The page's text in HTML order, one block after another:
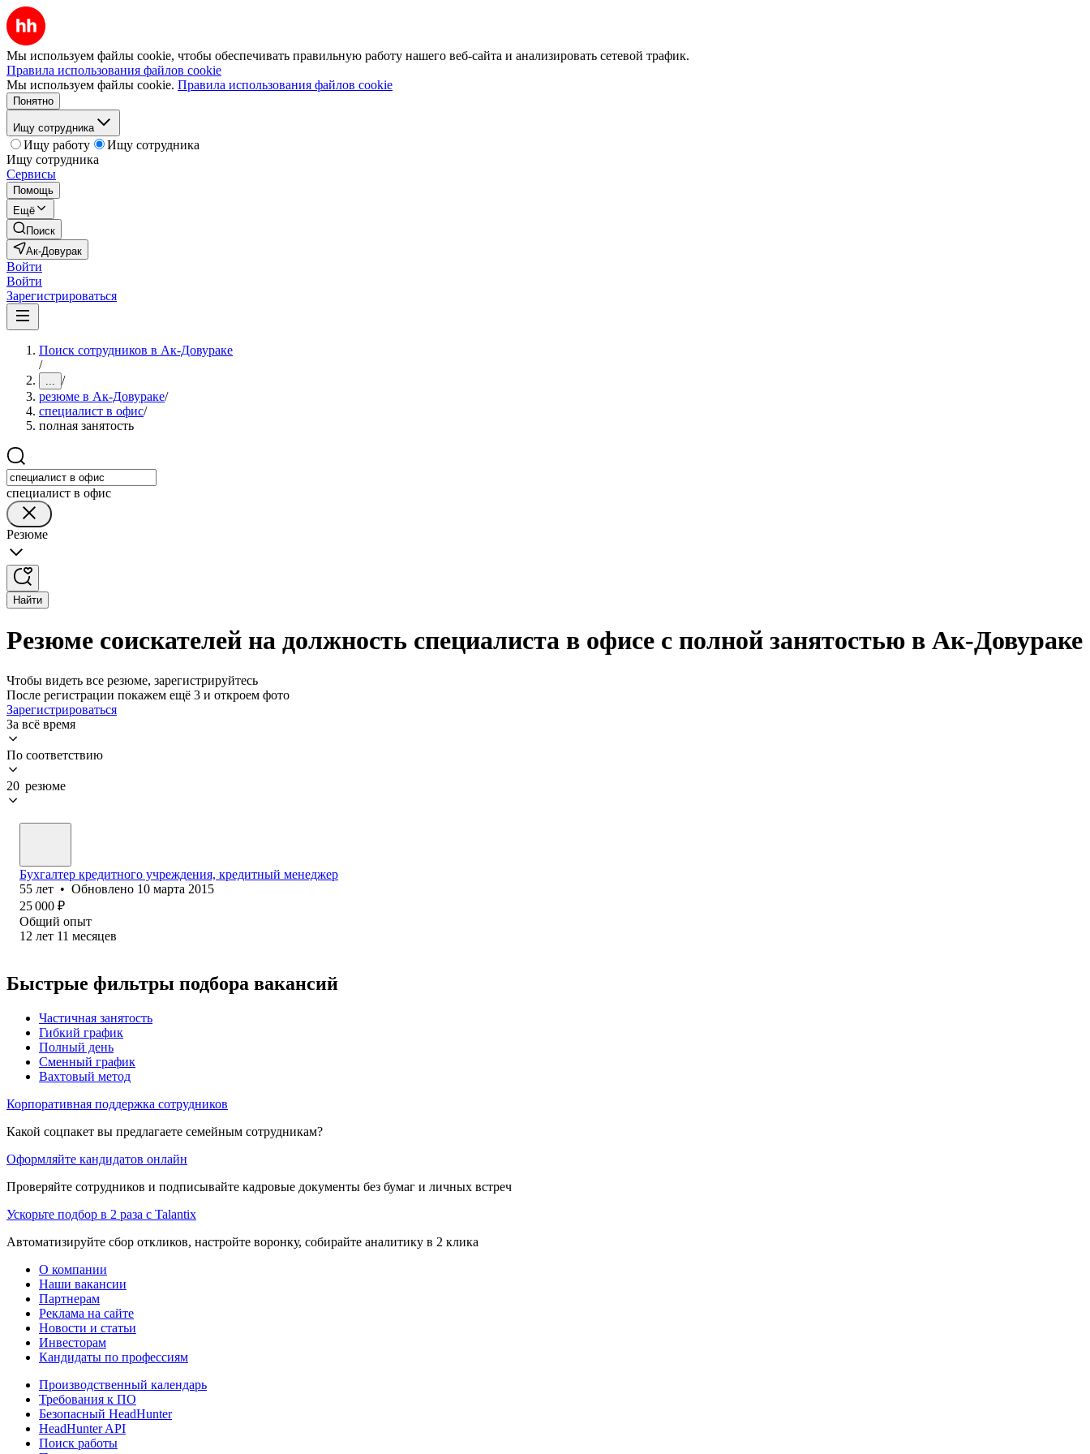
Мы используем файлы cookie, чтобы обеспечивать правильную работу нашего веб-сайта и анализировать сетевой трафик.
Правила использования файлов cookie
Мы используем файлы cookie. Правила использования файлов cookie
Понятно
Ищу сотрудника
Ищу работу
Ищу сотрудника
Ищу сотрудника
Сервисы
Помощь
Ещё
Поиск
Ак-Довурак
Войти
Войти
Зарегистрироваться
Поиск сотрудников в Ак-Довураке
/
... /
резюме в Ак-Довураке/
специалист в офис/
полная занятость
специалист в офис
Резюме
Найти
Резюме соискателей на должность специалиста в офисе с полной занятостью в Ак-Довураке
Чтобы видеть все резюме, зарегистрируйтесь
После регистрации покажем ещё 3 и откроем фото
Зарегистрироваться
За всё время
По соответствию
20 резюме
Бухгалтер кредитного учреждения, кредитный менеджер
55 лет • Обновлено 10 марта 2015
25 000 ₽
Общий опыт
12 лет 11 месяцев
Быстрые фильтры подбора вакансий
Частичная занятость
Гибкий график
Полный день
Сменный график
Вахтовый метод
Корпоративная поддержка сотрудников
Какой соцпакет вы предлагаете семейным сотрудникам?
Оформляйте кандидатов онлайн
Проверяйте сотрудников и подписывайте кадровые документы без бумаг и личных встреч
Ускорьте подбор в 2 раза с Talantix
Автоматизируйте сбор откликов, настройте воронку, собирайте аналитику в 2 клика
О компании
Наши вакансии
Партнерам
Реклама на сайте
Новости и статьи
Инвесторам
Кандидаты по профессиям
Производственный календарь
Требования к ПО
Безопасный HeadHunter
HeadHunter API
Поиск работы